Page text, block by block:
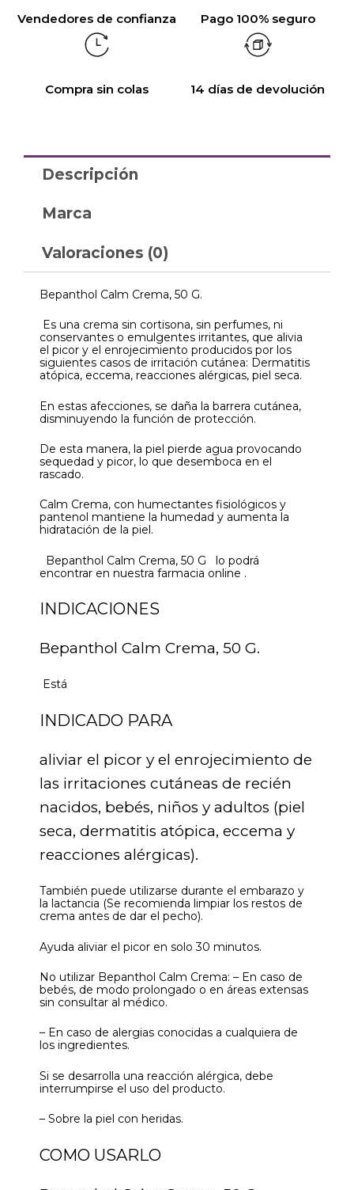
Vendedores de confianza Pago 100% seguro
Compra sin colas 14 días de devolución
Descripción
Marca
Valoraciones (0)
Bepanthol Calm Crema, 50 G.
Es una crema sin cortisona, sin perfumes, ni
conservantes o emulgentes irritantes, que alivia
el picor y el enrojecimiento producidos por los
siguientes casos de irritación cutánea: Dermatitis
atópica, eccema, reacciones alérgicas, piel seca.
En estas afecciones, se daña la barrera cutánea,
disminuyendo la función de protección.
De esta manera, la piel pierde agua provocando
sequedad y picor, lo que desemboca en el
rascado.
Calm Crema, con humectantes fisiológicos y
pantenol mantiene la humedad y aumenta la
hidratación de la piel.
Bepanthol Calm Crema, 50 G lo podrá
encontrar en nuestra farmacia online .
INDICACIONES
Bepanthol Calm Crema, 50 G.
Está
INDICADO PARA
aliviar el picor y el enrojecimiento de
las irritaciones cutáneas de recién
nacidos, bebés, niños y adultos (piel
seca, dermatitis atópica, eccema y
reacciones alérgicas).
También puede utilizarse durante el embarazo y
la lactancia (Se recomienda limpiar los restos de
crema antes de dar el pecho).
Ayuda aliviar el picor en solo 30 minutos.
No utilizar Bepanthol Calm Crema: – En caso de
bebés, de modo prolongado o en áreas extensas
sin consultar al médico.
– En caso de alergias conocidas a cualquiera de
los ingredientes.
Si se desarrolla una reacción alérgica, debe
interrumpirse el uso del producto.
– Sobre la piel con heridas.
COMO USARLO